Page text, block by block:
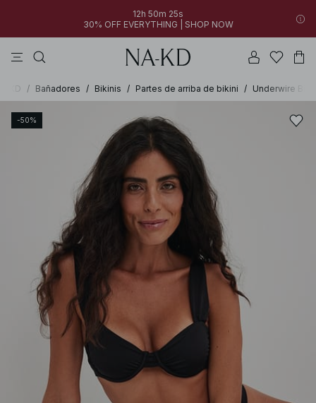
12h 50m 25s
30% OFF EVERYTHING | SHOP NOW
KD / Bañadores / Bikinis / Partes de arriba de bikini / Underwire
-50%